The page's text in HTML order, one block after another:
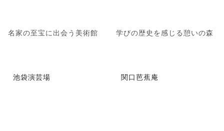
名家の至宝に出会う美術館 学びの歴史を感じる憩いの森
池袋演芸場 関口芭蕉庵